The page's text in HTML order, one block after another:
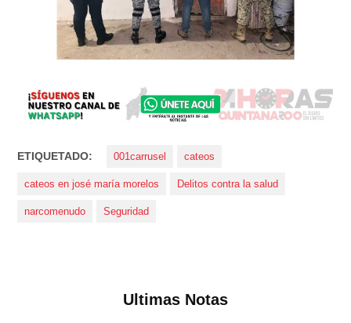
ETIQUETADO: 001carrusel cateos
cateos en josé maría morelos Delitos contra la salud
narcomenudo Seguridad
Ultimas Notas